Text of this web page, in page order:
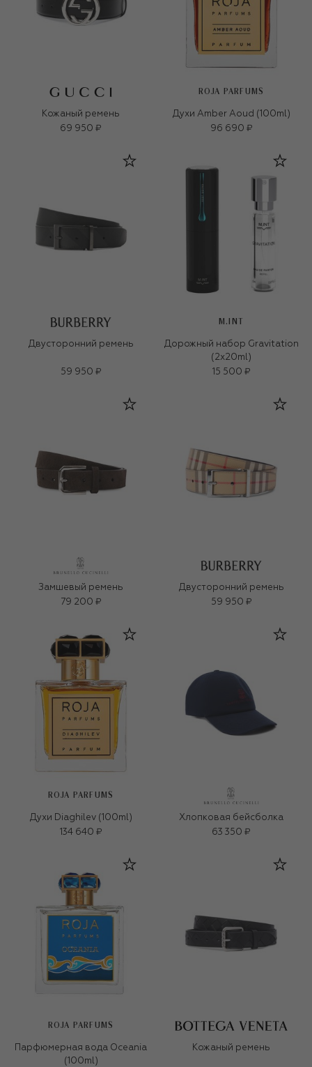
Кожаный ремень
69 950 ₽
ROJA PARFUMS
Духи Amber Aoud (100ml)
96 690 ₽
Двусторонний ремень
59 950 ₽
M.INT
Дорожный набор Gravitation
(2x20ml)
15 500 ₽
Замшевый ремень
79 200 ₽
Двусторонний ремень
59 950 ₽
ROJA PARFUMS
Духи Diaghilev (100ml)
134 640 ₽
Хлопковая бейсболка
63 350 ₽
ROJA PARFUMS
Парфюмерная вода Oceania
(100ml)
Кожаный ремень